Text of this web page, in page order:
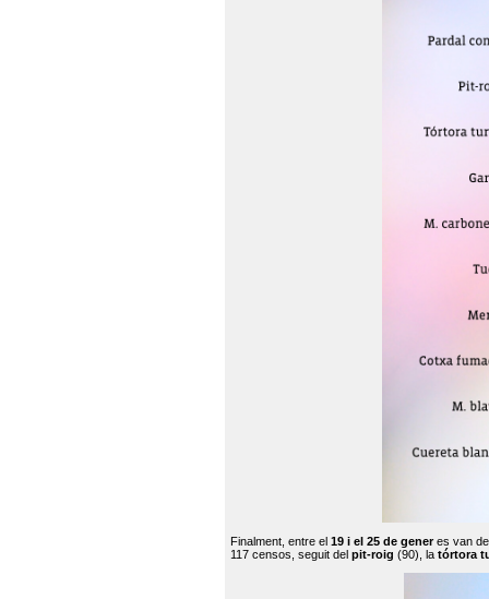
Finalment, entre el 19 i el 25 de generes van
117 censos, seguit del pit-roig (90), la tórtora